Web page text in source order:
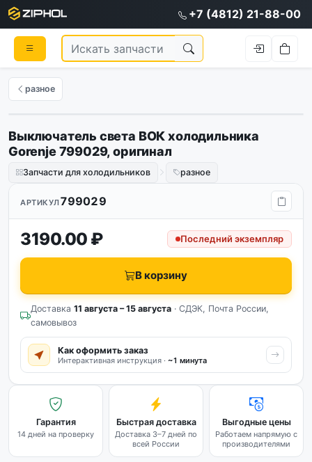
+7 (4812) 21-88-00
разное
Оригинал
Выключатель света ВОК холодильника
Gorenje 799029, оригинал
Запчасти для холодильников разное
АРТИКУЛ799029
3190.00 ₽ Последний экземпляр
В корзину
Доставка 11 августа – 15 августа · СДЭК, Почта России,
самовывоз
Как оформить заказ
Интерактивная инструкция · ~1 минута
Гарантия
14 дней на проверку
Быстрая доставка
Доставка 3–7 дней по
всей России
Выгодные цены
Работаем напрямую с
производителями